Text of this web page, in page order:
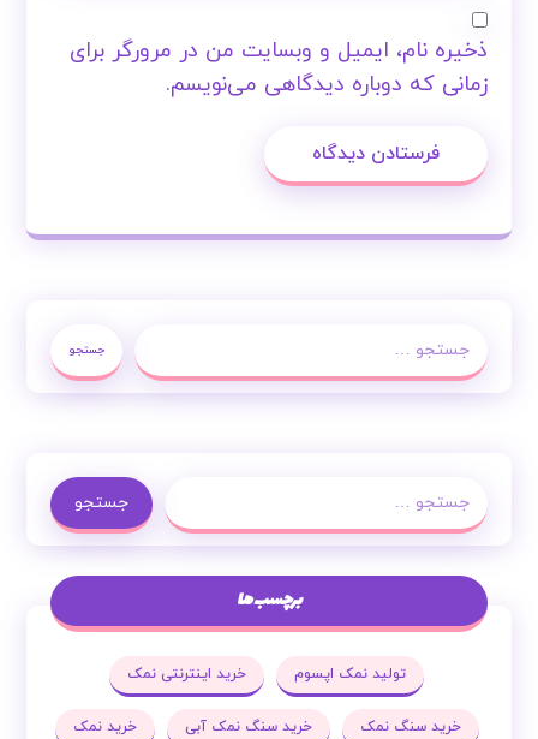
ذخیره نام، ایمیل و وبسایت من در مرورگر برای
زمانی که دوباره دیدگاهی می‌نویسم.
فرستادن دیدگاه
جستجو
جستجو
برچسب ها
تولید نمک اپسوم خرید اینترنتی نمک
خرید سنگ نمک خرید سنگ نمک آبی خرید نمک